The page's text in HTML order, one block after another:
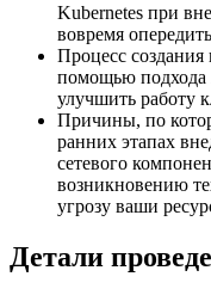
Kubernetes при
вовремя
Процесс
помощью подхода
улучшить работу
Причины, по
ранних этапах
сетевого
возникновению
угрозу ваши
Детали